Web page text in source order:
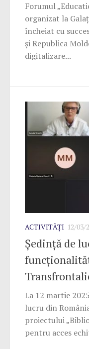
Forumul
organizat la
încheiat cu
și Republica
digitalizare...
ACTIVITĂȚI 12/03/
Ședință de
La 12 martie
lucru din
proiectului
pentru acces